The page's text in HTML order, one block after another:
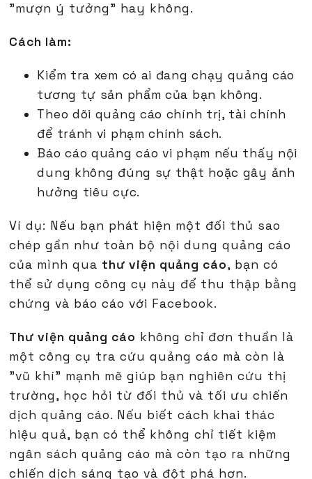
"mượn ý tưởng" hay không.
Cách làm:
Kiểm tra xem có ai đang chạy quảng cáo
tương tự sản phẩm của bạn không.
Theo dõi quảng cáo chính trị, tài chính
để tránh vi phạm chính sách.
Báo cáo quảng cáo vi phạm nếu thấy nội
dung không đúng sự thật hoặc gây ảnh
hưởng tiêu cực.
Ví dụ: Nếu bạn phát hiện một đối thủ sao
chép gần như toàn bộ nội dung quảng cáo
của mình qua thư viện quảng cáo, bạn có
thể sử dụng công cụ này để thu thập bằng
chứng và báo cáo với Facebook.
Thư viện quảng cáo không chỉ đơn thuần là
một công cụ tra cứu quảng cáo mà còn là
"vũ khí" mạnh mẽ giúp bạn nghiên cứu thị
trường, học hỏi từ đối thủ và tối ưu chiến
dịch quảng cáo. Nếu biết cách khai thác
hiệu quả, bạn có thể không chỉ tiết kiệm
ngân sách quảng cáo mà còn tạo ra những
chiến dịch sáng tạo và đột phá hơn.